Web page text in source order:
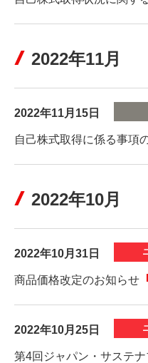
2022年11月
2022年11月15日
自己株式取得に係る事項
2022年10月
2022年10月31日
商品価格改定のお知らせ
2022年10月25日
第4回ジャパン・サステ